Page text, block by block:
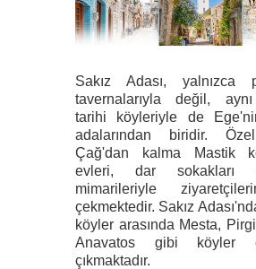
Sakız Adası, yalnızca
tavernalarıyla değil,
tarihi köyleriyle de
adalarından biridir.
Çağ'dan kalma Mastik
evleri, dar sokakları
mimarileriyle
çekmektedir. Sakız
köyler arasında Mesta,
Anavatos gibi köyler
çıkmaktadır.